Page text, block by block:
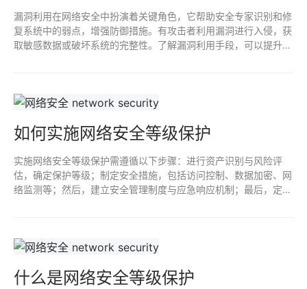
漏洞利用在网络安全中扮演着关键角色，它帮助安全专家识别和修
复系统中的弱点，增强防御措施。有攻击者利用漏洞进行入侵，获
取敏感数据或破坏系统的完整性。了解漏洞利用手段，可以提升防
如何实施网络安全等级保护
实施网络安全等级保护需遵循以下步骤：进行资产识别与风险评
估，确定保护等级；制定安全措施，包括访问控制、数据加密、网
络监测等；然后，建立安全管理制度与应急响应机制；最后，定期
什么是网络安全等级保护